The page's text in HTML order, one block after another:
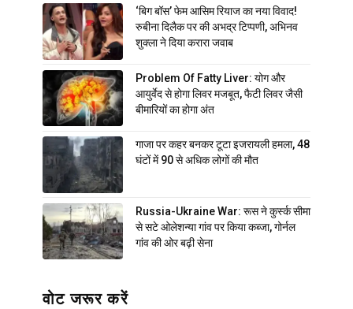
‘बिग बॉस’ फेम आसिम रियाज का नया विवाद!
रुबीना दिलैक पर की अभद्र टिप्पणी, अभिनव
शुक्ला ने दिया करारा जवाब
Problem Of Fatty Liver: योग और
आयुर्वेद से होगा लिवर मजबूत, फैटी लिवर जैसी
बीमारियों का होगा अंत
गाजा पर कहर बनकर टूटा इजरायली हमला, 48
घंटों में 90 से अधिक लोगों की मौत
Russia-Ukraine War: रूस ने कुर्स्क सीमा
से सटे ओलेशन्या गांव पर किया कब्जा, गोर्नल
गांव की ओर बढ़ी सेना
वोट जरूर करें